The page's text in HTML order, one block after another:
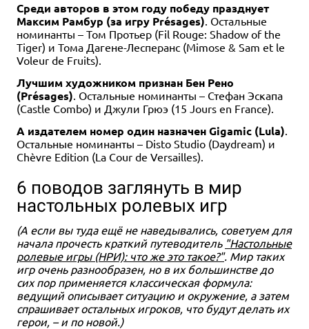
Среди авторов в этом году победу празднует
Максим Рамбур (за игру Présages). Остальные
номинанты – Том Протьер (Fil Rouge: Shadow of the
Tiger) и Тома Дагене-Лесперанс (Mimose & Sam et le
Voleur de Fruits).
Лучшим художником признан Бен Рено
(Présages). Остальные номинанты – Стефан Эскапа
(Castle Combo) и Джули Грюэ (15 Jours en France).
А издателем номер один назначен Gigamic (Lula).
Остальные номинанты – Disto Studio (Daydream) и
Chèvre Edition (La Cour de Versailles).
6 поводов заглянуть в мир
настольных ролевых игр
(А если вы туда ещё не наведывались, советуем для
начала прочесть краткий путеводитель "Настольные
ролевые игры (НРИ): что же это такое?". Мир таких
игр очень разнообразен, но в их большинстве до
сих пор применяется классическая формула:
ведущий описывает ситуацию и окружение, а затем
спрашивает остальных игроков, что будут делать их
герои, – и по новой.)